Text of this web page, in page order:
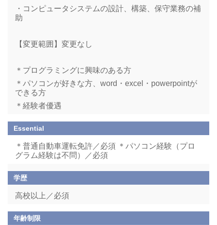
・コンピュータシステムの設計、構築、保守業務の補
助
【変更範囲】変更なし
＊プログラミングに興味のある方
＊パソコンが好きな方、word・excel・powerpointが
できる方
＊経験者優遇
Essential
＊普通自動車運転免許／必須 ＊パソコン経験（プロ
グラム経験は不問）／必須
学歴
高校以上／必須
年齢制限